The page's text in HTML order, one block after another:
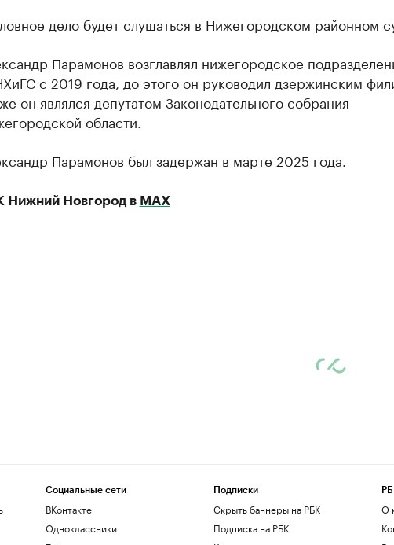
дело будет слушаться в Нижегородском районном
Парамонов возглавлял нижегородское
с 2019 года, до этого он руководил дзержинским
он являлся депутатом Законодательного собрания
области.
Парамонов был задержан в марте 2025 года.
Нижний Новгород в МАХ
Социальные сети
ВКонтакте
Одноклассники
Подписки
Скрыть баннеры на РБК
Подписка на РБК
О